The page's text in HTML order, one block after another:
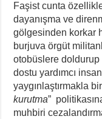
Faşist cunta özellikle
dayanışma ve
gölgesinden korkar
burjuva örgüt
otobüslere doldurup
dostu yardımcı
yaygınlaştırmakla
kurutma”
muhbiri